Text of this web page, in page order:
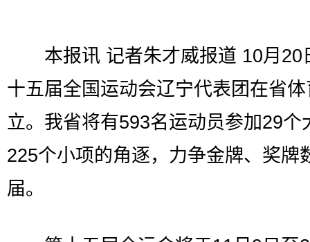
本报讯 记者朱才威报道 10月20
十五届全国运动会辽宁代表团在省
立。我省将有593名运动员参加29个
225个小项的角逐，力争金牌、奖牌
届。